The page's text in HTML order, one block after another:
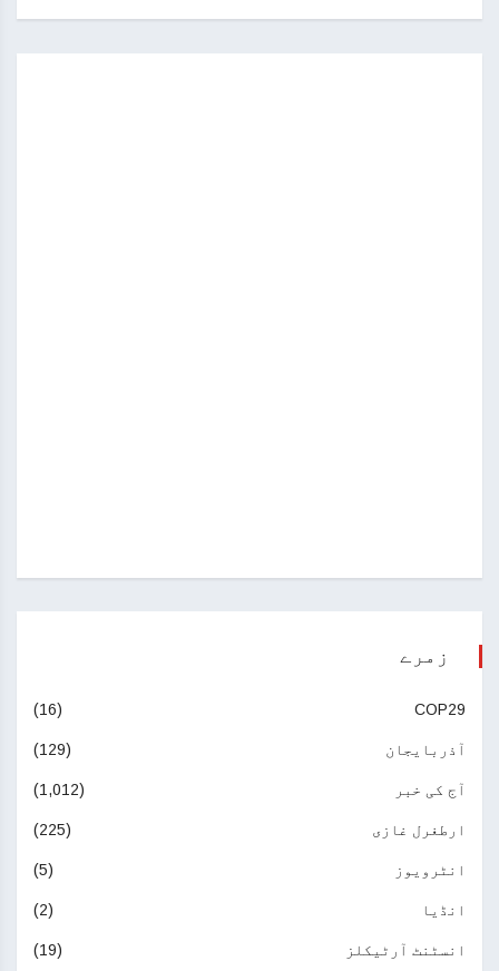
زمرے
COP29
(16)
آذربایجان (129)
آج کی خبر (1,012)
ارطغرل غازی (225)
انٹرویوز (5)
انڈیا (2)
انسٹنٹ آرٹیکلز (19)